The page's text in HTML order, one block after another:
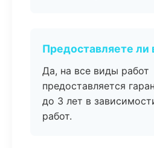
Предоставляете ли
Да, на все виды работ
предоставляется
до 3 лет в
работ.